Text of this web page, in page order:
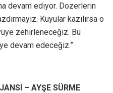
devam ediyor. Dozerlerin
Kuyular kazılırsa o
zehirleneceğiz. Bu
devam edeceğiz.”
– AYŞE SÜRME